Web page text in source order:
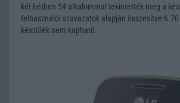
két hétben 54 alkalommal tekintették meg a
felhasználói szavazatok alapján összesítve
készülék nem kapható.